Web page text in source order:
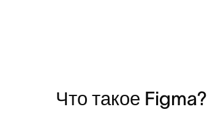
Что такое Figma?